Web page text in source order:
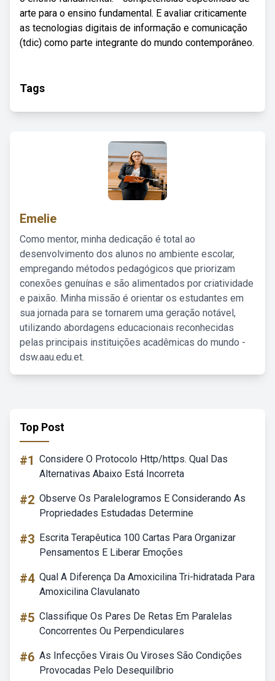
arte para o ensino fundamental. E avaliar criticamente
as tecnologias digitais de informação e comunicação
(tdic) como parte integrante do mundo contemporâneo.
Tags
Emelie
Como mentor, minha dedicação é total ao
desenvolvimento dos alunos no ambiente escolar,
empregando métodos pedagógicos que priorizam
conexões genuínas e são alimentados por criatividade
e paixão. Minha missão é orientar os estudantes em
sua jornada para se tornarem uma geração notável,
utilizando abordagens educacionais reconhecidas
pelas principais instituições acadêmicas do mundo -
dsw.aau.edu.et.
Top Post
#1 Considere O Protocolo Http/https. Qual Das
Alternativas Abaixo Está Incorreta
#2 Observe Os Paralelogramos E Considerando As
Propriedades Estudadas Determine
#3 Escrita Terapêutica 100 Cartas Para Organizar
Pensamentos E Liberar Emoções
#4 Qual A Diferença Da Amoxicilina Tri-hidratada Para
Amoxicilina Clavulanato
#5 Classifique Os Pares De Retas Em Paralelas
Concorrentes Ou Perpendiculares
#6 As Infecções Virais Ou Viroses São Condições
Provocadas Pelo Desequilíbrio